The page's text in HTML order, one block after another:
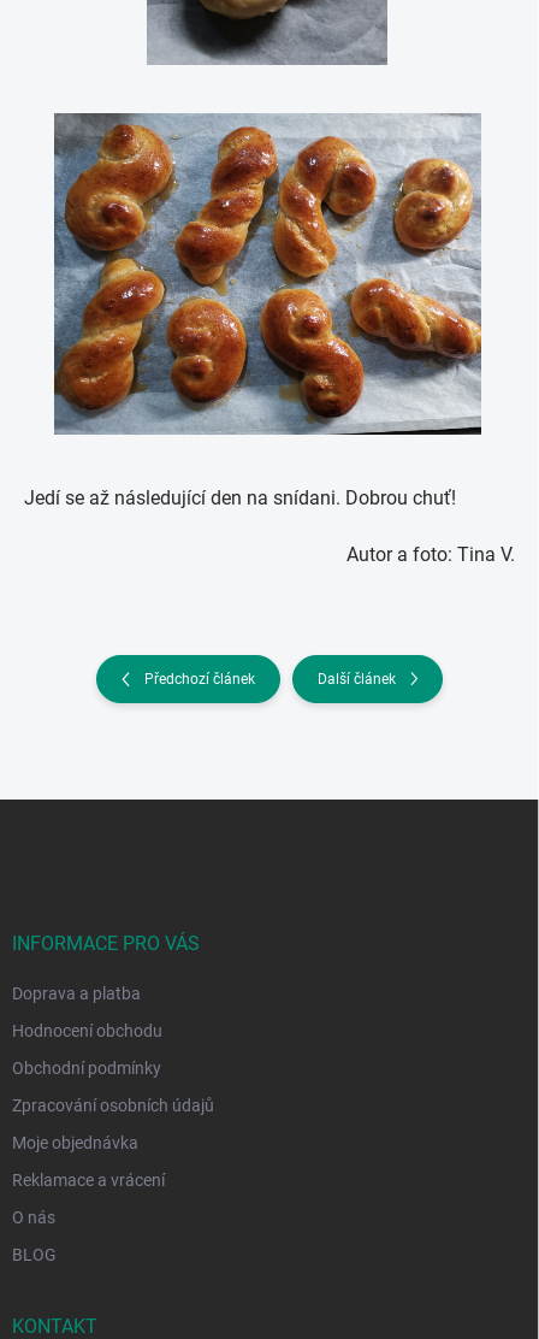
Jedí se až následující den na snídani. Dobrou chuť!
Autor a foto: Tina V.
Předchozí článek Další článek
INFORMACE PRO VÁS
Doprava a platba
Hodnocení obchodu
Obchodní podmínky
Zpracování osobních údajů
Moje objednávka
Reklamace a vrácení
O nás
BLOG
KONTAKT